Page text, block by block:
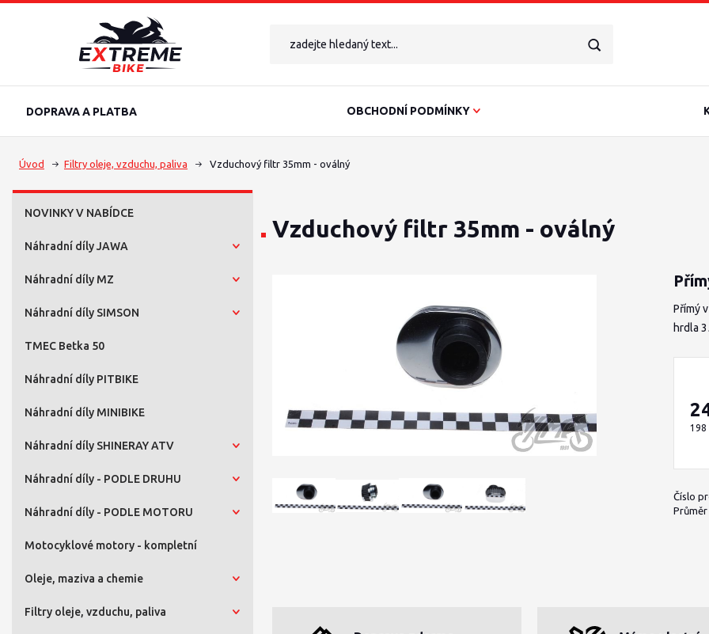
DOPRAVA A PLATBA OBCHODNÍ PODMÍNKY
Úvod Filtry oleje, vzduchu, paliva Vzduchový filtr 35mm - oválný
NOVINKY V NABÍDCE
Náhradní díly JAWA
Náhradní díly MZ
Náhradní díly SIMSON
TMEC Betka 50
Náhradní díly PITBIKE
Náhradní díly MINIBIKE
Náhradní díly SHINERAY ATV
Náhradní díly - PODLE DRUHU
Náhradní díly - PODLE MOTORU
Motocyklové motory - kompletní
Oleje, maziva a chemie
Filtry oleje, vzduchu, paliva
Vzduchový filtr 35mm - oválný
Přímý
hrdla
198
Číslo